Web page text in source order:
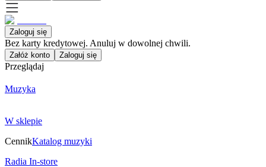
Zaloguj się
Bez karty kredytowej. Anuluj w dowolnej chwili.
Załóż konto Zaloguj się
Przeglądaj
Muzyka
W sklepie
CennikKatalog muzyki
Radia In-store